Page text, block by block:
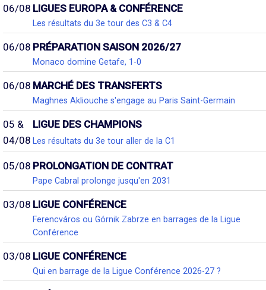
06/08 LIGUES EUROPA & CONFÉRENCE
Les résultats du 3e tour des C3 & C4
06/08 PRÉPARATION SAISON 2026/27
Monaco domine Getafe, 1-0
06/08 MARCHÉ DES TRANSFERTS
Maghnes Akliouche s'engage au Paris Saint-Germain
05 &
04/08
LIGUE DES CHAMPIONS
Les résultats du 3e tour aller de la C1
05/08 PROLONGATION DE CONTRAT
Pape Cabral prolonge jusqu'en 2031
03/08 LIGUE CONFÉRENCE
Ferencváros ou Górnik Zabrze en barrages de la Ligue
Conférence
03/08 LIGUE CONFÉRENCE
Qui en barrage de la Ligue Conférence 2026-27 ?